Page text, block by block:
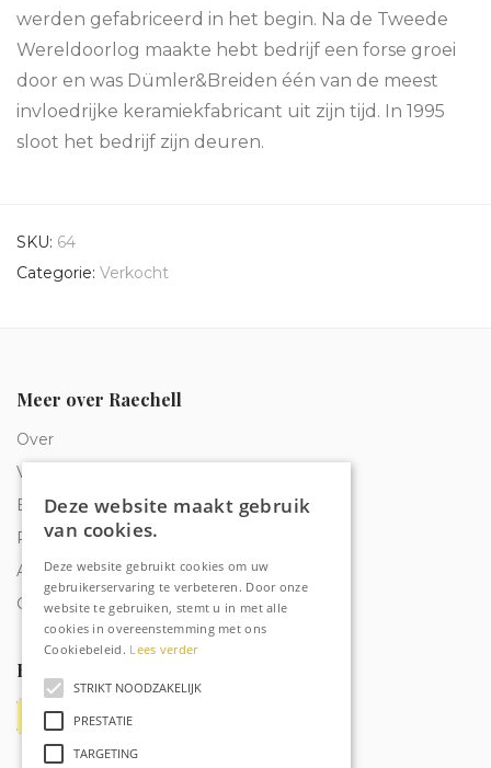
werden gefabriceerd in het begin. Na de Tweede
Wereldoorlog maakte hebt bedrijf een forse groei
door en was Dümler&Breiden één van de meest
invloedrijke keramiekfabricant uit zijn tijd. In 1995
sloot het bedrijf zijn deuren.
SKU: 64
Categorie: Verkocht
Meer over Raechell
Over
Veelgestelde vragen
Bestelling traceren
Privacy & Cookies
Algemene voorwaarden
Contact
Betaalmethoden
Deze website maakt gebruik
van cookies.
Deze website gebruikt cookies om uw
gebruikerservaring te verbeteren. Door onze
website te gebruiken, stemt u in met alle
cookies in overeenstemming met ons
Cookiebeleid. Lees verder
STRIKT NOODZAKELIJK
PRESTATIE
TARGETING